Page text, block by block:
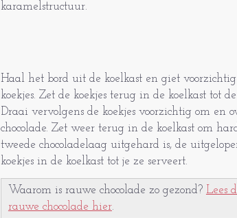
karamelstructuur.
Haal het bord uit de koelkast en giet
koekjes. Zet de koekjes terug in de koelkast tot
Draai vervolgens de koekjes voorzichtig om en
chocolade. Zet weer terug in de koelkast om
tweede chocoladelaag uitgehard is, de
koekjes in de koelkast tot je ze serveert.
Waarom is rauwe chocolade zo gezond? Lees
rauwe chocolade hier.